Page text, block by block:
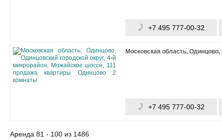
+7 495 777-00-32
Московская область,
+7 495 777-00-32
Аренда 81 - 100 из 1486